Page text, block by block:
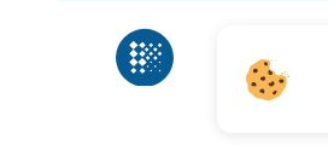
Реестр российского
обеспечения